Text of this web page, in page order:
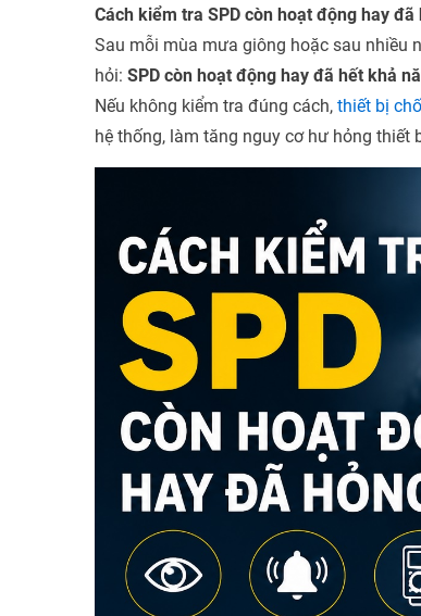
Cách kiểm tra SPD còn hoạt động hay đã
Sau mỗi mùa mưa giông hoặc sau nhiều
hỏi: SPD còn hoạt động hay đã hết khả
Nếu không kiểm tra đúng cách, thiết bị
hệ thống, làm tăng nguy cơ hư hỏng thiết